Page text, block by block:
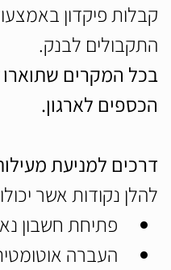
קבלות פיקדון
התקבולים לבנק.
בכל המקרים
הכספים לארגון.
דרכים למניעת
להלן נקודות אשר
פתיחת חשבון
העברה